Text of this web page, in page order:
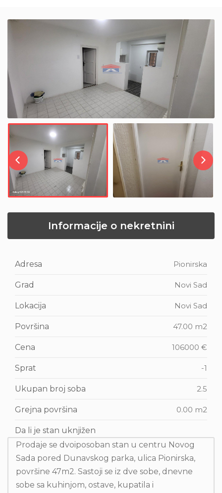
Informacije o nekretnini
Adresa Pionirska
Grad Novi Sad
Lokacija Novi Sad
Površina 47.00 m2
Cena 106000 €
Sprat -1
Ukupan broj soba 2.5
Grejna površina 0.00 m2
Da li je stan uknjižen
Prodaje se dvoiposoban stan u centru Novog
Sada pored Dunavskog parka, ulica Pionirska,
površine 47m2. Sastoji se iz dve sobe, dnevne
sobe sa kuhinjom, ostave, kupatila i